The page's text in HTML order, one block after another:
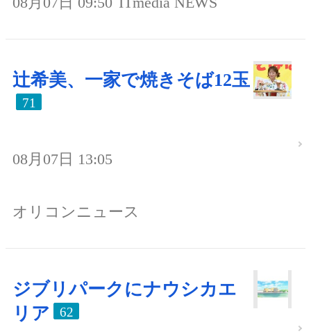
辻希美、一家で焼きそば12玉
71
08月07日 13:05
オリコンニュース
ジブリパークにナウシカエ
リア
62